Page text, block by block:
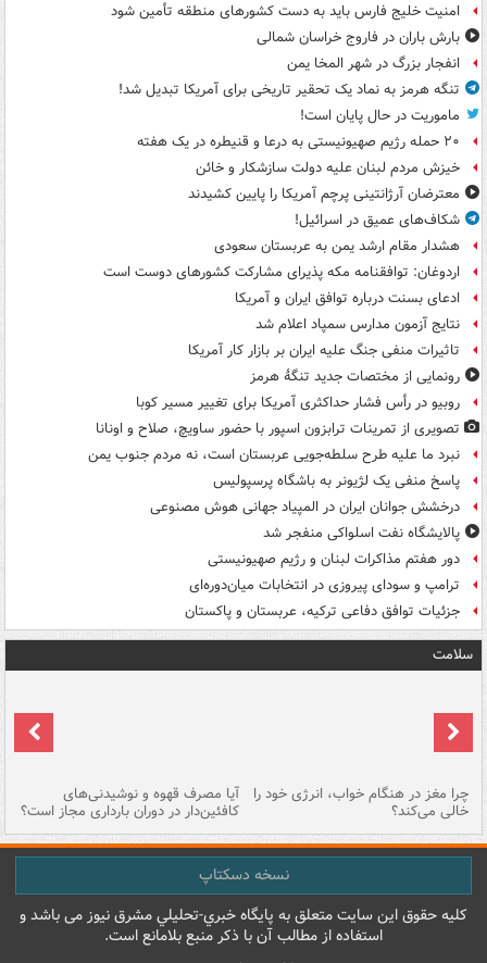
امنیت خلیج فارس باید به دست کشورهای منطقه تأمین شود
بارش باران در فاروج خراسان شمالی
انفجار بزرگ در شهر المخا یمن
تنگه هرمز به نماد یک تحقیر تاریخی برای آمریکا تبدیل شد!
ماموریت در حال پایان است!
۲۰ حمله رژیم صهیونیستی به درعا و قنیطره در یک هفته
خیزش مردم لبنان علیه دولت سازشکار و خائن
معترضان آرژانتینی پرچم آمریکا را پایین کشیدند
شکاف‌های عمیق در اسرائیل!
هشدار مقام ارشد یمن به عربستان سعودی
اردوغان: توافقنامه مکه پذیرای مشارکت کشورهای دوست است
ادعای بسنت درباره توافق ایران و آمریکا
نتایج آزمون مدارس سمپاد اعلام شد
تاثیرات منفی جنگ علیه ایران بر بازار کار آمریکا
رونمایی از مختصات جدید تنگۀ هرمز
روبیو در رأس فشار حداکثری آمریکا برای تغییر مسیر کوبا
تصویری از تمرینات ترابزون اسپور با حضور ساویچ، صلاح و اونانا
نبرد ما علیه طرح سلطه‌جویی عربستان است، نه مردم جنوب یمن
پاسخ منفی یک لژیونر به باشگاه پرسپولیس
درخشش جوانان ایران در المپیاد جهانی هوش مصنوعی
پالایشگاه نفت اسلواکی منفجر شد
دور هفتم مذاکرات لبنان و رژیم صهیونیستی
ترامپ و سودای پیروزی در انتخابات میان‌دوره‌ای
جزئیات توافق دفاعی ترکیه، عربستان و پاکستان
سلامت
چرا مغز در هنگام خواب، انرژی خود را
خالی می‌کند؟
آیا مصرف قهوه و نوشیدنی‌های
کافئین‌دار در دوران بارداری مجاز است؟
نسخه دسکتاپ
کليه حقوق اين سايت متعلق به پایگاه خبري-تحليلي مشرق نيوز می باشد و
استفاده از مطالب آن با ذکر منبع بلامانع است.